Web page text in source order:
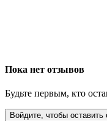
Пока нет отзывов
Будьте первым, кто
Войдите, чтобы оставить